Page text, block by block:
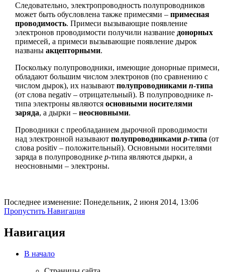
Следовательно, электропроводность полупроводников
может быть обусловлена также примесями – примесная
проводимость. Примеси вызывающие появление
электронов проводимости получили название донорных
примесей, а примеси вызывающие появление дырок
названы акцепторными.
Поскольку полупроводники, имеющие донорные примеси,
обладают большим числом электронов (по сравнению с
числом дырок), их называют полупроводниками n-типа
(от слова negativ – отрицательный). В полупроводнике n-
типа электроны являются основными носителями
заряда, а дырки – неосновными.
Проводники с преобладанием дырочной проводимости
над электронной называют полупроводниками р-типа (от
слова positiv – положительный). Основными носителями
заряда в полупроводнике р-типа являются дырки, а
неосновными – электроны.
Последнее изменение: Понедельник, 2 июня 2014, 13:06
Пропустить Навигация
Навигация
В начало